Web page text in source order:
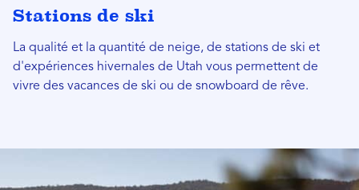
Stations de ski
La qualité et la quantité de neige, de stations de ski et
d'expériences hivernales de Utah vous permettent de
vivre des vacances de ski ou de snowboard de rêve.